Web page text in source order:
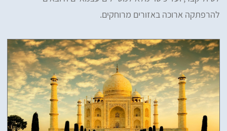
להרפתקה ארוכה באזורים מרוחקים.